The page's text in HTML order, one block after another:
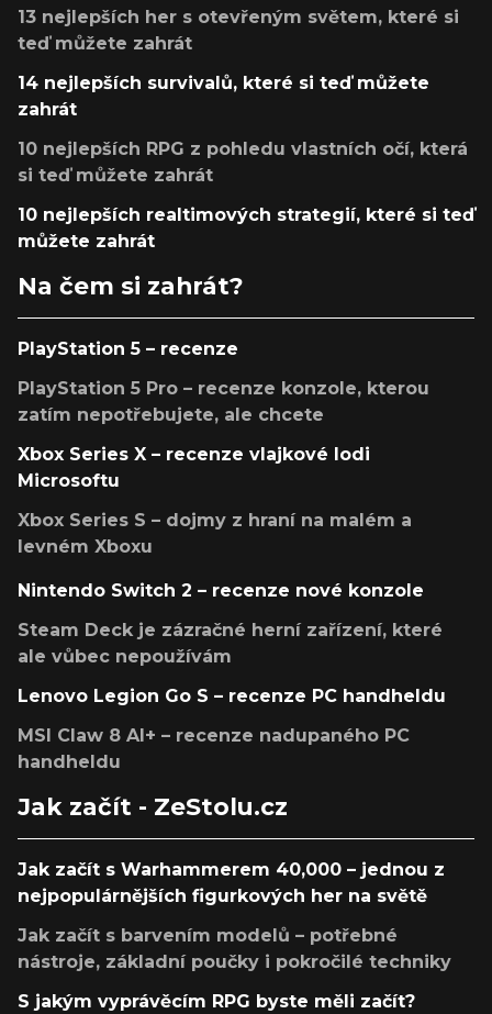
13 nejlepších her s otevřeným světem, které si
teď můžete zahrát
14 nejlepších survivalů, které si teď můžete
zahrát
10 nejlepších RPG z pohledu vlastních očí, která
si teď můžete zahrát
10 nejlepších realtimových strategií, které si teď
můžete zahrát
Na čem si zahrát?
PlayStation 5 – recenze
PlayStation 5 Pro – recenze konzole, kterou
zatím nepotřebujete, ale chcete
Xbox Series X – recenze vlajkové lodi
Microsoftu
Xbox Series S – dojmy z hraní na malém a
levném Xboxu
Nintendo Switch 2 – recenze nové konzole
Steam Deck je zázračné herní zařízení, které
ale vůbec nepoužívám
Lenovo Legion Go S – recenze PC handheldu
MSI Claw 8 AI+ – recenze nadupaného PC
handheldu
Jak začít - ZeStolu.cz
Jak začít s Warhammerem 40,000 – jednou z
nejpopulárnějších figurkových her na světě
Jak začít s barvením modelů – potřebné
nástroje, základní poučky i pokročilé techniky
S jakým vyprávěcím RPG byste měli začít?